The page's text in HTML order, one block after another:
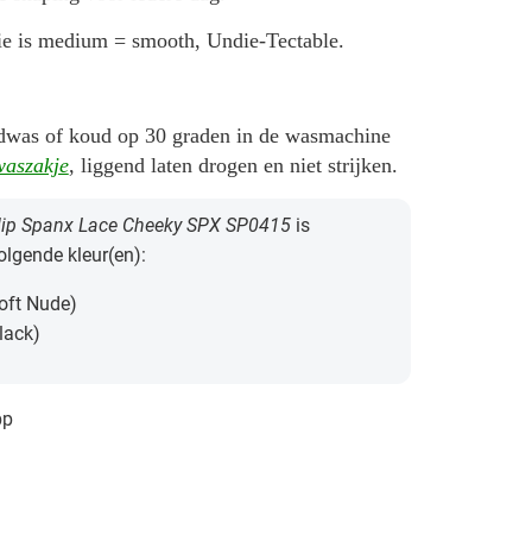
is medium = smooth, Undie-Tectable.
of koud op 30 graden in de wasmachine
, liggend laten drogen en niet strijken.
Spanx Lace Cheeky SPX SP0415 is
kleur(en):
Nude)